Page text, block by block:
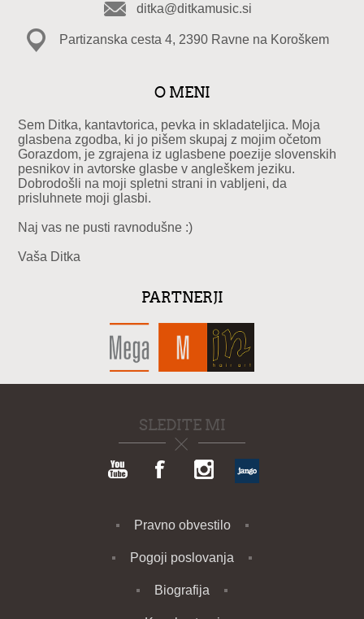
ditka@ditkamusic.si
Partizanska cesta 4, 2390 Ravne na Koroškem
O MENI
Sem Ditka, kantavtorica, pevka in skladateljica. Moja
glasbena zgodba, ki jo pišem skupaj z mojim očetom
Gorazdom, je zgrajena iz uglasbene poezije slovenskih
pesnikov in avtorske glasbe v angleškem jeziku.
Dobrodošli na moji spletni strani in vabljeni, da
prisluhnete moji glasbi.
Naj vas ne pusti ravnodušne :)
Vaša Ditka
PARTNERJI
SLEDITE MI
Pravno obvestilo
Pogoji poslovanja
Biografija